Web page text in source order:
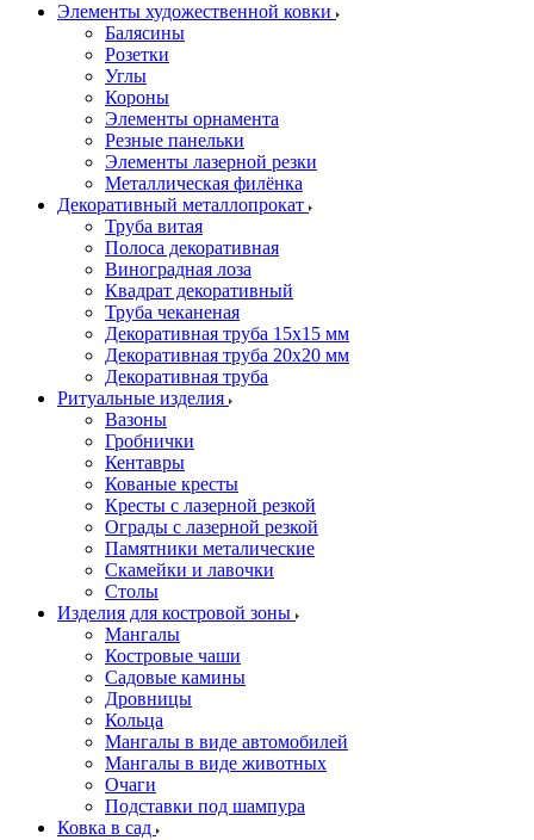
Элементы художественной ковки
Балясины
Розетки
Углы
Короны
Элементы орнамента
Резные панельки
Элементы лазерной резки
Металлическая филёнка
Декоративный металлопрокат
Труба витая
Полоса декоративная
Виноградная лоза
Квадрат декоративный
Труба чеканеная
Декоративная труба 15х15 мм
Декоративная труба 20х20 мм
Декоративная труба
Ритуальные изделия
Вазоны
Гробнички
Кентавры
Кованые кресты
Кресты с лазерной резкой
Ограды с лазерной резкой
Памятники металические
Скамейки и лавочки
Столы
Изделия для костровой зоны
Мангалы
Костровые чаши
Садовые камины
Дровницы
Кольца
Мангалы в виде автомобилей
Мангалы в виде животных
Очаги
Подставки под шампура
Ковка в сад